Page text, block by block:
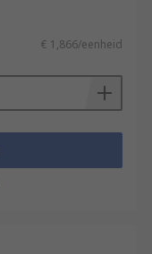
€ 1,866/eenheid